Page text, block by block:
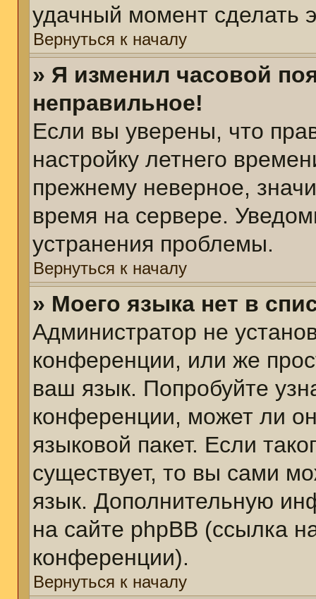
удачный момент сделать
Вернуться к началу
» Я изменил часовой
неправильное!
Если вы уверены, что
настройку летнего
прежнему неверное,
время на сервере.
устранения проблемы.
Вернуться к началу
» Моего языка нет в
Администратор не
конференции, или же
ваш язык. Попробуйте
конференции, может ли
языковой пакет. Если
существует, то вы сами
язык. Дополнительную
на сайте phpBB (ссылка
конференции).
Вернуться к началу